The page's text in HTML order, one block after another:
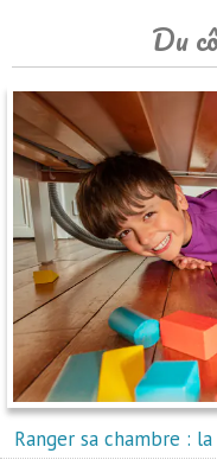
Du
Ranger sa chambre :